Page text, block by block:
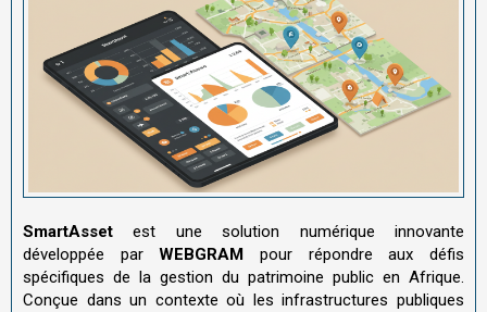
SmartAsset est une solution numérique innovante
développée parWEBGRAM
pour répondre aux défis
spécifiques de la gestion du patrimoine public en Afrique.
Conçue dans un contexte où les infrastructures publiques